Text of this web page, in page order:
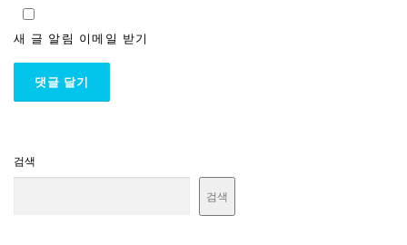
새 글 알림 이메일 받기
검색
검색